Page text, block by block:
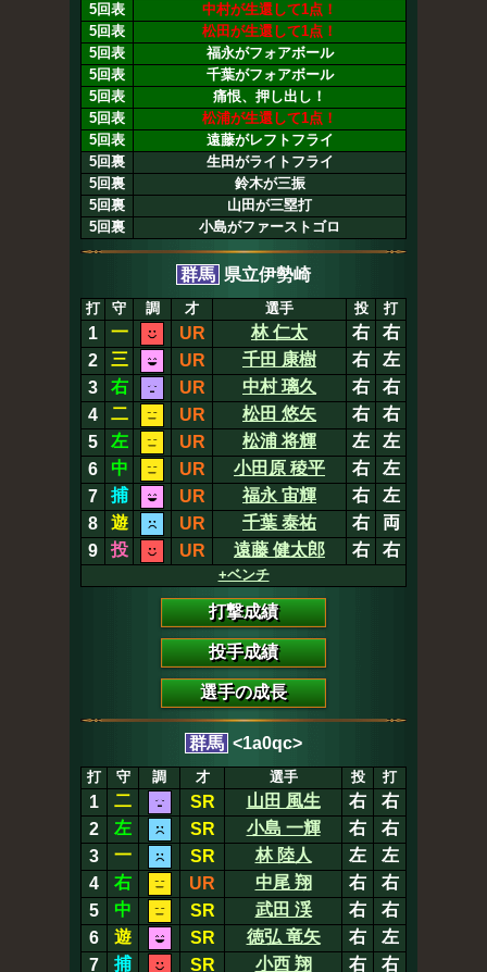
5回表
中村が生還して1点！
5回表
松田が生還して1点！
5回表
福永がフォアボール
5回表
千葉がフォアボール
5回表
痛恨、押し出し！
5回表
松浦が生還して1点！
5回表
遠藤がレフトフライ
5回裏
生田がライトフライ
5回裏
鈴木が三振
5回裏
山田が三塁打
5回裏
小島がファーストゴロ
群馬 県立伊勢崎
打 守 調 才 選手 投 打
1 一 UR 林 仁太 右
右
2
三 UR 千田 康樹 右
左
3
右 UR 中村 璃久 右
右
4
二 UR 松田 悠矢 右
右
5
左 UR 松浦 将輝 左
左
6
中 UR 小田原 稜平 右
左
7
捕 UR 福永 宙輝 右
左
8
遊 UR 千葉 泰祐 右
両
9
投 UR 遠藤 健太郎 右 右
+ベンチ
打撃成績
投手成績
選手の成長
群馬 <1a0qc>
打 守 調 才 選手 投 打
1 二 SR 山田 風生 右
右
2
左 SR 小島 一輝 右
右
3
一 SR 林 陸人 左
左
4
右 UR 中尾 翔 右
右
5
中 SR 武田 渓 右
右
6
遊 SR 徳弘 竜矢 右
左
7
捕 SR 小西 翔 右 右